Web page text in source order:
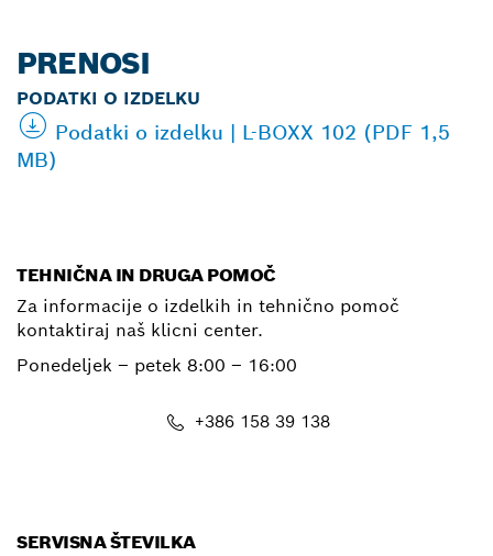
PRENOSI
PODATKI O IZDELKU
Podatki o izdelku | L-BOXX 102 (PDF 1,5
MB)
TEHNIČNA IN DRUGA POMOČ
Za informacije o izdelkih in tehnično pomoč
kontaktiraj naš klicni center.
Ponedeljek – petek 8:00 – 16:00
+386 158 39 138
SERVISNA ŠTEVILKA